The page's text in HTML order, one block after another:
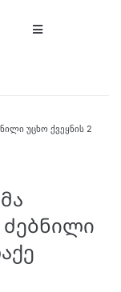
უცხო ქვეყნის 2